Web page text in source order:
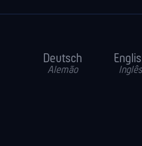
Deutsch
Alemão Inglês